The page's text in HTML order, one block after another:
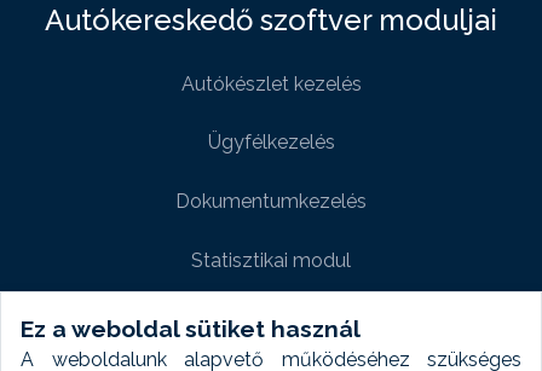
Ez a weboldal sütiket használ
A weboldalunk alapvető működéséhez szükséges
Autókereskedő szoftver moduljai
Autókészlet kezelés
Ügyfélkezelés
Dokumentumkezelés
Statisztikai modul
Weboldal modul